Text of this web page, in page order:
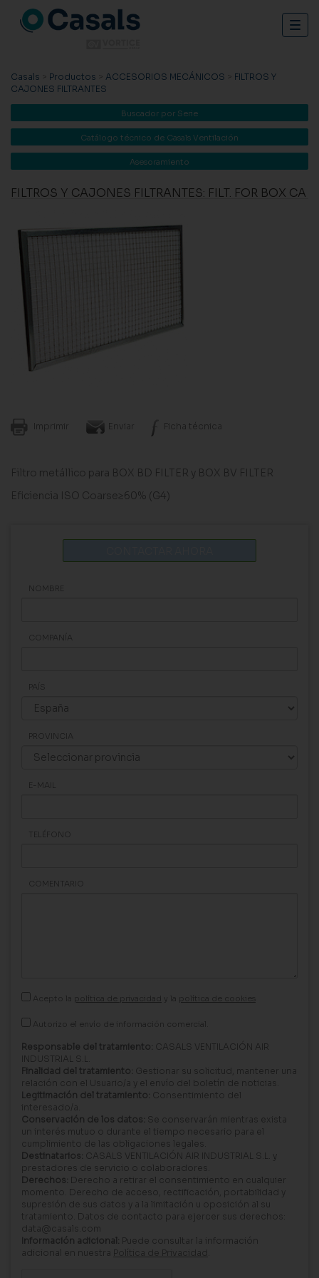
Casals > Productos > ACCESORIOS MECÁNICOS > FILTROS Y
CAJONES FILTRANTES
Buscador por Serie
Catálogo técnico de Casals Ventilación
Asesoramiento
FILTROS Y CAJONES FILTRANTES: FILT. FOR BOX CA
Imprimir Enviar Ficha técnica
Filtro metállico para BOX BD FILTER y BOX BV FILTER
Eficiencia ISO Coarse≥60% (G4)
NOMBRE
COMPANÍA
PAÍS
PROVINCIA
E-MAIL
TELÉFONO
COMENTARIO
Acepto la política de privacidad y la política de cookies
Autorizo el envío de información comercial.
Responsable del tratamiento: CASALS VENTILACIÓN AIR
INDUSTRIAL S.L.
Finalidad del tratamiento: Gestionar su solicitud, mantener una
relación con el Usuario/a y el envío del boletín de noticias.
Legitimación del tratamiento: Consentimiento del
interesado/a.
Conservación de los datos: Se conservarán mientras exista
un interés mutuo o durante el tiempo necesario para el
cumplimiento de las obligaciones legales.
Destinatarios: CASALS VENTILACIÓN AIR INDUSTRIAL S.L. y
prestadores de servicio o colaboradores.
Derechos: Derecho a retirar el consentimiento en cualquier
momento. Derecho de acceso, rectificación, portabilidad y
supresión de sus datos y a la limitación u oposición al su
tratamiento. Datos de contacto para ejercer sus derechos:
data@casals.com
Información adicional: Puede consultar la información
adicional en nuestra Política de Privacidad